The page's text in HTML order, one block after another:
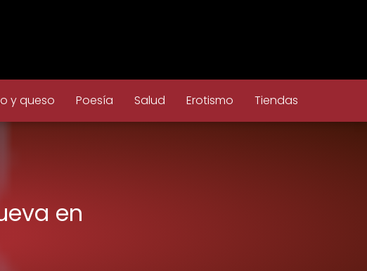
y queso Poesía Salud Erotismo Tiendas
en